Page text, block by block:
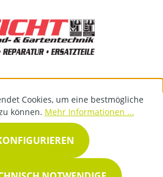
Cookies, um eine bestmögliche
können. Mehr Informationen ...